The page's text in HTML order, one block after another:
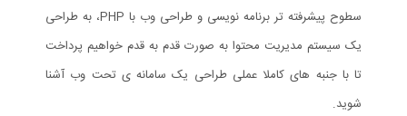
سطوح پیشرفته تر برنامه نویسی و طراحی وب با PHP، به طراحی
یک سیستم مدیریت محتوا به صورت قدم به قدم خواهیم پرداخت
تا با جنبه های کاملا عملی طراحی یک سامانه ی تحت وب آشنا
شوید.